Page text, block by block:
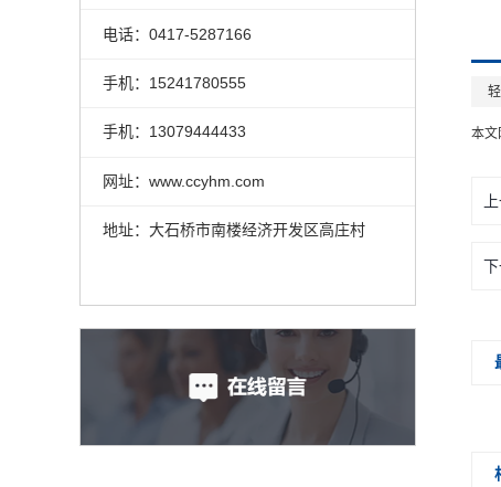
电话：0417-5287166
手机：15241780555
手机：13079444433
网址：www.ccyhm.com
地址：大石桥市南楼经济开发区高庄村
本文
下